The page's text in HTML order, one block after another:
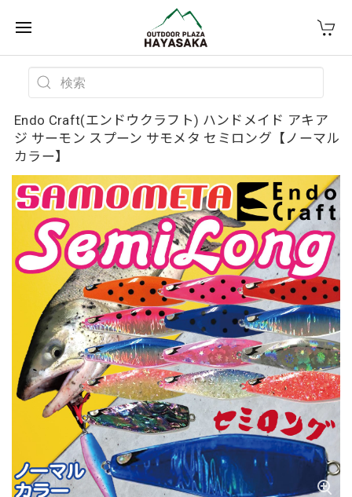
Endo Craft(エンドウクラフト) ハンドメイド アキア
ジ サーモン スプーン サモメタ セミロング【ノーマル
カラー】